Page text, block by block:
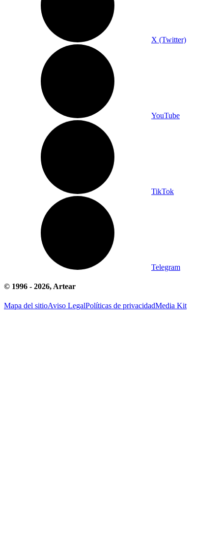
X (Twitter)
YouTube
TikTok
Telegram
© 1996 - 2026, Artear
Mapa del sitioAviso LegalPolíticas de privacidadMedia Kit